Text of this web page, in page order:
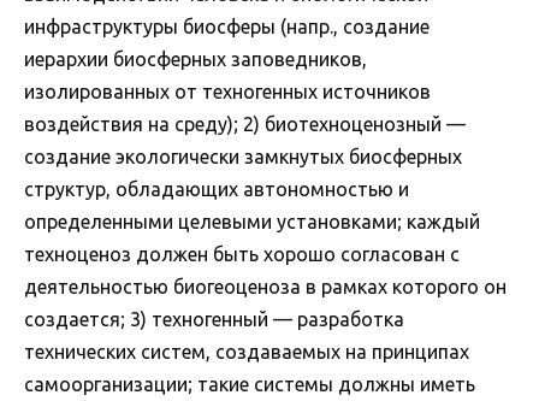
инфраструктуры биосферы (напр., создание
иерархии биосферных заповедников,
изолированных от техногенных источников
воздействия на среду); 2) биотехноценозный —
создание экологически замкнутых биосферных
структур, обладающих автономностью и
определенными целевыми установками; каждый
техноценоз должен быть хорошо согласован с
деятельностью биогеоценоза в рамках которого он
создается; 3) техногенный — разработка
технических систем, создаваемых на принципах
самоорганизации; такие системы должны иметь